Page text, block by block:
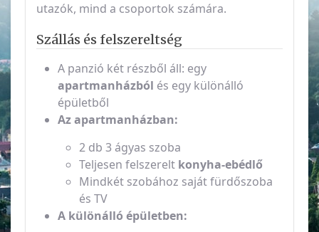
utazók, mind a csoportok számára.
Szállás és felszereltség
A panzió két részből áll: egy
apartmanházból és egy különálló
épületből
Az apartmanházban:
2 db 3 ágyas szoba
Teljesen felszerelt konyha-ebédlő
Mindkét szobához saját fürdőszoba
és TV
A különálló épületben: